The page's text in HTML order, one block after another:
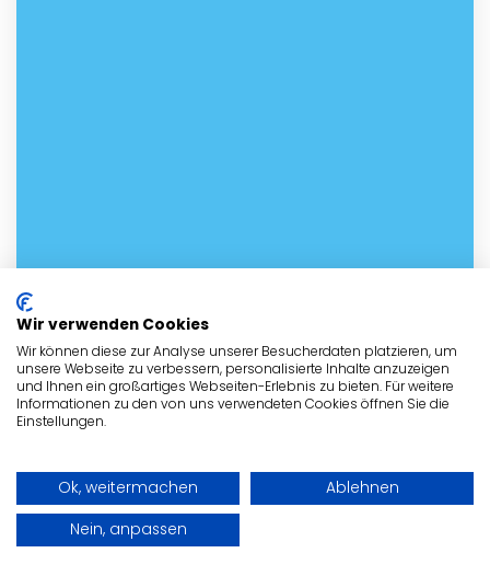
Kontakt mit dem Tierheim in
Wir verwenden Cookies
Wir können diese zur Analyse unserer Besucherdaten platzieren, um
unsere Webseite zu verbessern, personalisierte Inhalte anzuzeigen
und Ihnen ein großartiges Webseiten-Erlebnis zu bieten. Für weitere
Informationen zu den von uns verwendeten Cookies öffnen Sie die
Einstellungen.
Ok, weitermachen
Ablehnen
Nein, anpassen